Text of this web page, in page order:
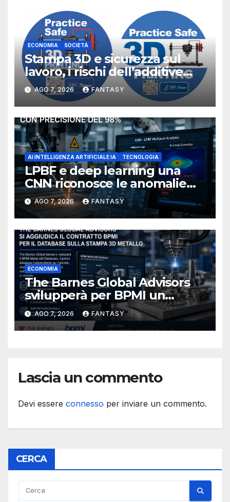
ECONOMIA SOCIETÀ
Stampa 3D e sicurezza sul
lavoro, i rischi dell’additive
manufacturing secondo
NIOSH
AGO 7, 2026 FANTASY
AI INTELLIGENZA ARTIFICIALE IA TECNOLOGIA
LPBF e deep learning una
CNN riconosce le anomalie
del bagno di fusione
AGO 7, 2026 FANTASY
ECONOMIA
The Barnes Global Advisors
svilupperà per BPMI un
database per la stampa 3D
metallica destinata alla filiera
navale statunitense
AGO 7, 2026 FANTASY
Lascia un commento
Devi essere connesso per inviare un commento.
CERCA